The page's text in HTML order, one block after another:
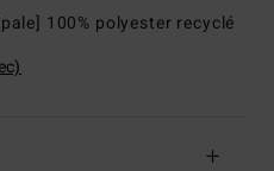
100% polyester recyclé